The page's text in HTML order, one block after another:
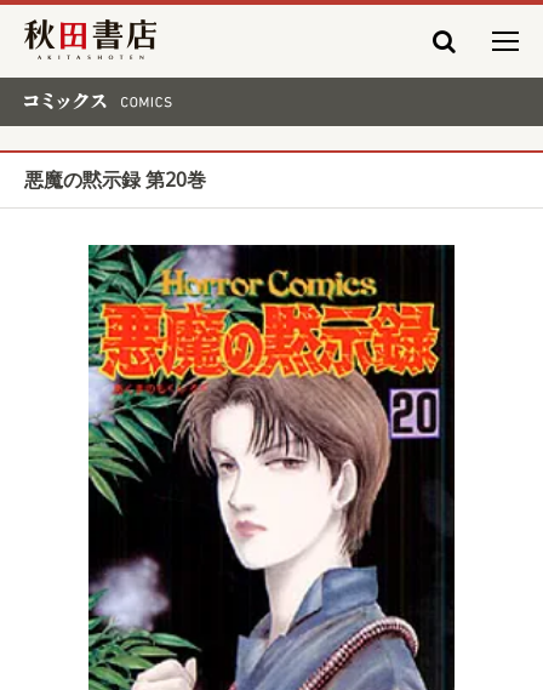
秋田書店
悪魔の黙示録 第20巻